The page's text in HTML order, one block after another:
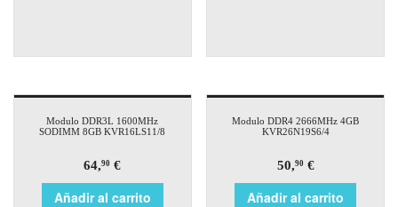
Modulo DDR3L 1600MHz
SODIMM 8GB KVR16LS11/8
64,90 €
Añadir al carrito
Modulo DDR4 2666MHz 4GB
KVR26N19S6/4
50,90€
Añadir al carrito